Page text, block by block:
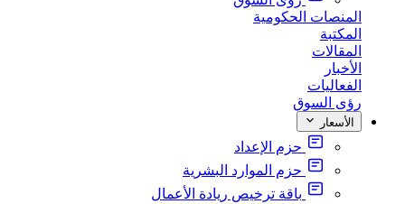
المنصات الحكومية
المكتبة
المقالات
الأخبار
الفعاليات
رؤى السوق
الأسعار
حزم الإعداد
حزم الموارد البشرية
باقة ترخيص ريادة الأعمال